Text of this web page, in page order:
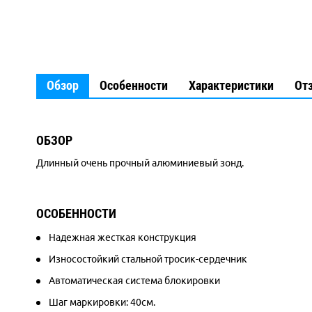
Обзор Особенности Характеристики
ОБЗОР
Длинный очень прочный алюминиевый зонд.
ОСОБЕННОСТИ
Надежная жесткая конструкция
Износостойкий стальной тросик-сердечник
Автоматическая система блокировки
Шаг маркировки: 40см.